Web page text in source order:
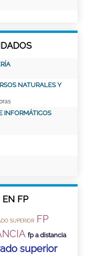
NATURALES Y
INFORMÁTICOS
EN FP
SUPERIOR FP
fp a distancia
superior